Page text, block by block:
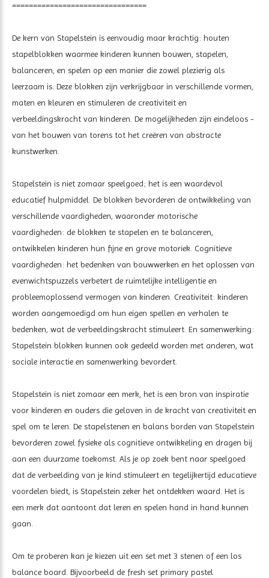
================================
De kern van Stapelstein is eenvoudig maar krachtig: houten
stapelblokken waarmee kinderen kunnen bouwen, stapelen,
balanceren, en spelen op een manier die zowel plezierig als
leerzaam is. Deze blokken zijn verkrijgbaar in verschillende vormen,
maten en kleuren en stimuleren de creativiteit en
verbeeldingskracht van kinderen. De mogelijkheden zijn eindeloos -
van het bouwen van torens tot het creëren van abstracte
kunstwerken.
Stapelstein is niet zomaar speelgoed; het is een waardevol
educatief hulpmiddel. De blokken bevorderen de ontwikkeling van
verschillende vaardigheden, waaronder motorische
vaardigheden: de blokken te stapelen en te balanceren,
ontwikkelen kinderen hun fijne en grove motoriek. Cognitieve
vaardigheden: het bedenken van bouwwerken en het oplossen van
evenwichtspuzzels verbetert de ruimtelijke intelligentie en
probleemoplossend vermogen van kinderen. Creativiteit: kinderen
worden aangemoedigd om hun eigen spellen en verhalen te
bedenken, wat de verbeeldingskracht stimuleert. En samenwerking:
Stapelstein blokken kunnen ook gedeeld worden met anderen, wat
sociale interactie en samenwerking bevordert.
Stapelstein is niet zomaar een merk, het is een bron van inspiratie
voor kinderen en ouders die geloven in de kracht van creativiteit en
spel om te leren. De stapelstenen en balans borden van Stapelstein
bevorderen zowel fysieke als cognitieve ontwikkeling en dragen bij
aan een duurzame toekomst. Als je op zoek bent naar speelgoed
dat de verbeelding van je kind stimuleert en tegelijkertijd educatieve
voordelen biedt, is Stapelstein zeker het ontdekken waard. Het is
een merk dat aantoont dat leren en spelen hand in hand kunnen
gaan.
Om te proberen kan je kiezen uit een set met 3 stenen of een los
balance board. Bijvoorbeeld de fresh set primary pastel